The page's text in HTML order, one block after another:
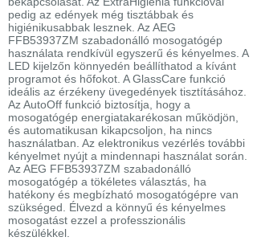
pedig az edények még tisztábbak és
higiénikusabbak lesznek. Az AEG
FFB53937ZM szabadonálló mosogatógép
használata rendkívül egyszerű és kényelmes. A
LED kijelzőn könnyedén beállíthatod a kívánt
programot és hőfokot. A GlassCare funkció
ideális az érzékeny üvegedények tisztításához.
Az AutoOff funkció biztosítja, hogy a
mosogatógép energiatakarékosan működjön,
és automatikusan kikapcsoljon, ha nincs
használatban. Az elektronikus vezérlés további
kényelmet nyújt a mindennapi használat során.
Az AEG FFB53937ZM szabadonálló
mosogatógép a tökéletes választás, ha
hatékony és megbízható mosogatógépre van
szükséged. Élvezd a könnyű és kényelmes
mosogatást ezzel a professzionális
készülékkel.